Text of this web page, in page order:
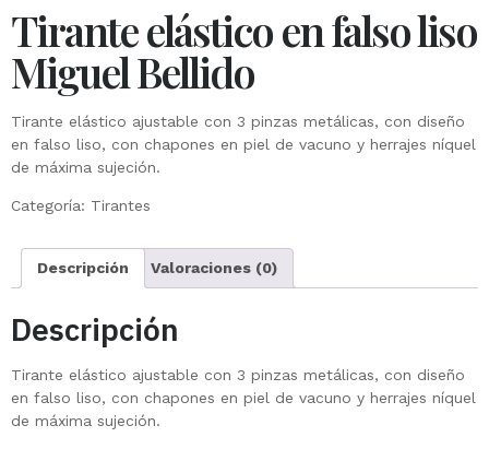
Tirante elástico en falso liso
Miguel Bellido
Tirante elástico ajustable con 3 pinzas metálicas, con diseño
en falso liso, con chapones en piel de vacuno y herrajes níquel
de máxima sujeción.
Categoría: Tirantes
Descripción Valoraciones (0)
Descripción
Tirante elástico ajustable con 3 pinzas metálicas, con diseño
en falso liso, con chapones en piel de vacuno y herrajes níquel
de máxima sujeción.